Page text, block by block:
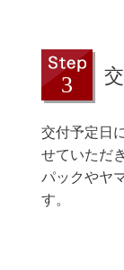
交付予定日
せていただ
パックやヤ
す。